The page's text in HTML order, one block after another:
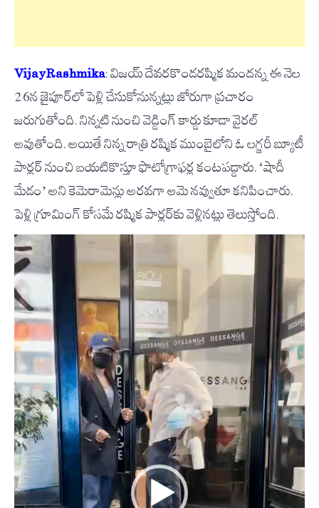
Vijay-Rashmika: విజయ్ దేవరకొండ-రష్మిక మందన్న ఈ నెల
26న జైపూర్‌లో పెళ్లి చేసుకోనున్నట్లు జోరుగా ప్రచారం
జరుగుతోంది. నిన్నటి నుంచి వెడ్డింగ్ కార్డు కూడా వైరల్
అవుతోంది. అయితే నిన్న రాత్రి రష్మిక ముంబైలోని ఓ లగ్జరీ బ్యూటీ
పార్లర్ నుంచి బయటికొస్తూ ఫొటోగ్రాఫర్ల కంటపడ్డారు. ‘షాదీ
మేడం’ అని కెమెరామెన్లు అరవగా ఆమె నవ్వుతూ కనిపించారు.
పెళ్లి గ్రూమింగ్ కోసమే రష్మిక పార్లర్‌కు వెళ్లినట్లు తెలుస్తోంది.
Video
Player